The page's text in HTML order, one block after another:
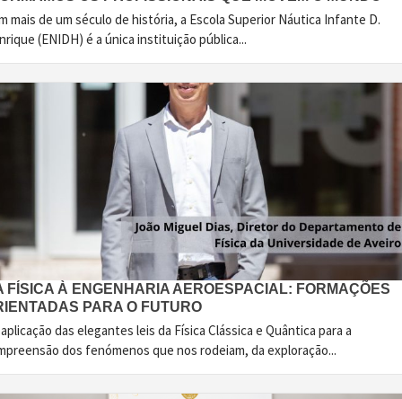
mais de um século de história, a Escola Superior Náutica Infante D.
(ENIDH) é a única instituição pública...
FÍSICA À ENGENHARIA AEROESPACIAL: FORMAÇÕES
PARA O FUTURO
das elegantes leis da Física Clássica e Quântica para a
dos fenómenos que nos rodeiam, da exploração...